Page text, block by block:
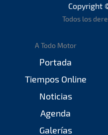
Copyright
Todos los
A Todo Motor
Portada
Tiempos Online
Noticias
Agenda
Galerías